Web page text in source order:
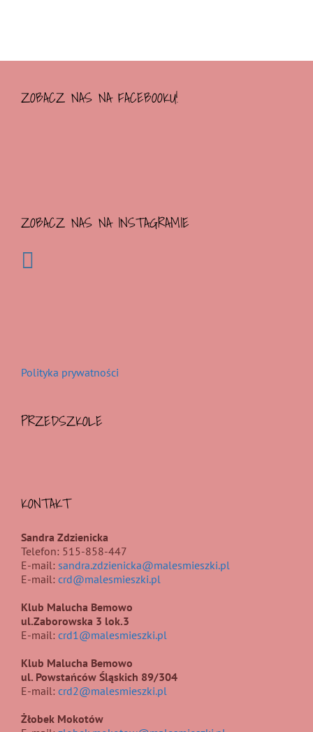
ZOBACZ NAS NA FACEBOOKU!
ZOBACZ NAS NA INSTAGRAMIE
Polityka prywatności
PRZEDSZKOLE
KONTAKT
Sandra Zdzienicka
Telefon: 515-858-447
E-mail: sandra.zdzienicka@malesmieszki.pl
E-mail: crd@malesmieszki.pl
Klub Malucha Bemowo
ul.Zaborowska 3 lok.3
E-mail: crd1@malesmieszki.pl
Klub Malucha Bemowo
ul. Powstańców Śląskich 89/304
E-mail: crd2@malesmieszki.pl
Żłobek Mokotów